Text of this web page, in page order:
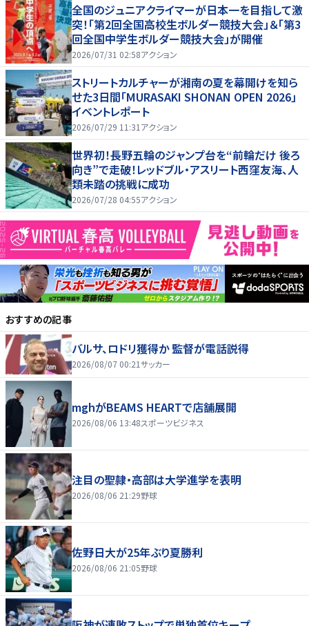
全国のジュニアクライマーが日本一を目指して激
突！「第2回全国高校生ボルダー競技大会」＆「第3
回全国中学生ボルダー競技大会」が開催
2026/07/31 02:58アクション
ストリートカルチャーが湘南の夏を幕開けを知ら
せた3日間「MURASAKI SHONAN OPEN 2026」
イベントレポート
2026/07/29 11:31 アクション
世界初！長野五輪のジャンプ台を“前輪だけ 後ろ
向き”で走破！レッドブル・アスリート西窪友海、人
類未踏の挑戦に成功
2026/07/28 04:55アクション
おすすめの記事
バルサ、ロドリ獲得か 監督が電話説得
2026/08/07 00:21サッカー
mghがBEAMS HEARTで店舗展開
2026/08/06 13:48スポーツビジネス
注目の聖隷・高部は大学進学を表明
2026/08/06 21:29野球
佐野日大が25年ぶり夏勝利
2026/08/06 21:05野球